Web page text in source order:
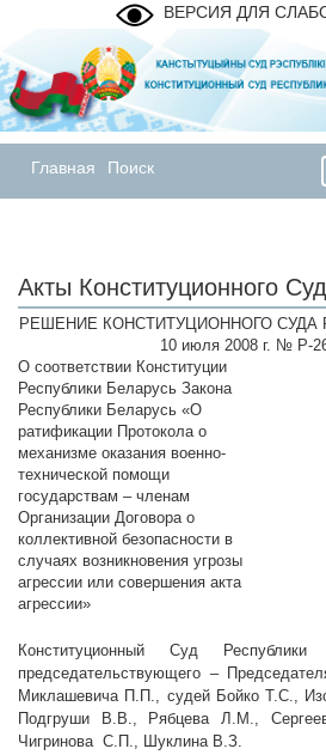
ВЕРСИЯ ДЛЯ
Главная Поиск
Акты Конституционного
РЕШЕНИЕ КОНСТИТУЦИОННОГО СУДА
10 июля 2008 г. № Р-
О соответствии Конституции
Республики Беларусь Закона
Республики Беларусь «О
ратификации Протокола о
механизме оказания военно-
технической помощи
государствам – членам
Организации Договора о
коллективной безопасности в
случаях возникновения угрозы
агрессии или совершения акта
агрессии»
Конституционный Суд
председательствующего –
Миклашевича П.П., судей Бойко Т.С.,
Подгруши В.В., Рябцева Л.М.,
Чигринова С.П., Шуклина В.З.